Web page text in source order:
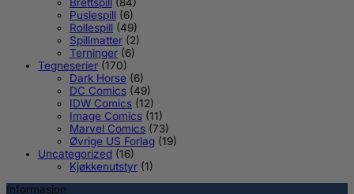
Puslespill (6)
Rollespill (49)
Spillmatter (2)
Terninger (6)
Tegneserier (170)
Dark Horse (6)
DC Comics (49)
IDW Comics (12)
Image Comics (11)
Marvel Comics (73)
Øvrige US Forlag (19)
Uncategorized (16)
Kjøkkenutstyr (1)
Informasjon